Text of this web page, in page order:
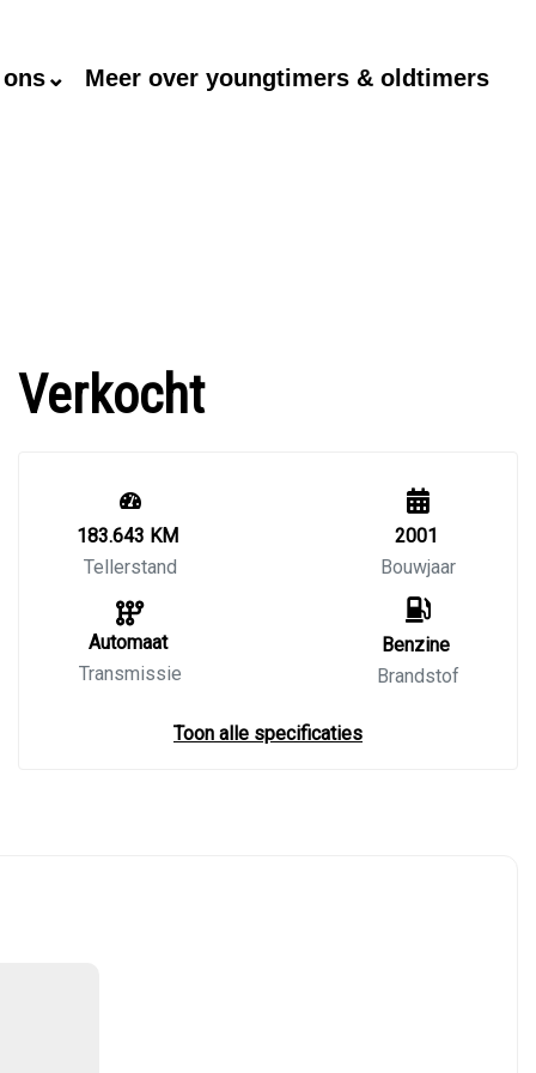
Meer over youngtimers & oldtimers
Verkocht
183.643 KM
Tellerstand
Automaat
Transmissie
2001
Bouwjaar
Benzine
Brandstof
Toon alle specificaties